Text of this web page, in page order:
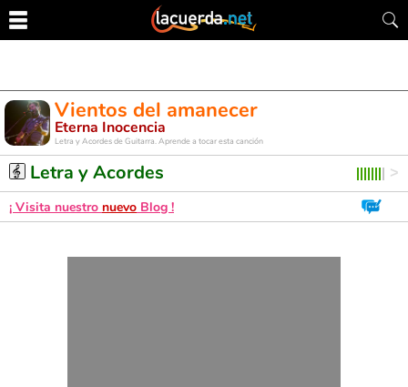
Vientos del amanecer
Eterna Inocencia
Letra y Acordes de Guitarra. Aprende a tocar esta canción
Letra y Acordes
¡ Visita nuestro nuevo Blog !